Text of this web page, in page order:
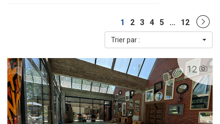
1 2 3 4 5 ... 12
Trier par :
12